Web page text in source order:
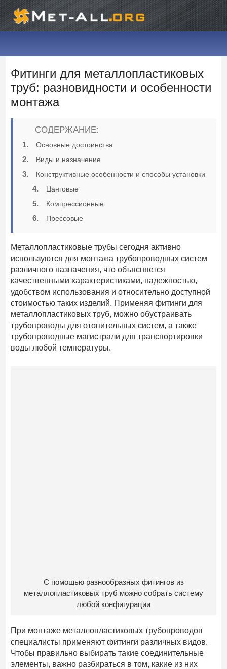
Фитинги для металлопластиковых
труб: разновидности и особенности
монтажа
СОДЕРЖАНИЕ:
Основные достоинства
Виды и назначение
Конструктивные особенности и способы установки
Цанговые
Компрессионные
Прессовые
Металлопластиковые трубы сегодня активно
используются для монтажа трубопроводных систем
различного назначения, что объясняется
качественными характеристиками, надежностью,
удобством использования и относительно доступной
стоимостью таких изделий. Применяя фитинги для
металлопластиковых труб, можно обустраивать
трубопроводы для отопительных систем, а также
трубопроводные магистрали для транспортировки
воды любой температуры.
С помощью разнообразных фитингов из
металлопластиковых труб можно собрать систему
любой конфигурации
При монтаже металлопластиковых трубопроводов
специалисты применяют фитинги различных видов.
Чтобы правильно выбирать такие соединительные
элементы, важно разбираться в том, какие из них